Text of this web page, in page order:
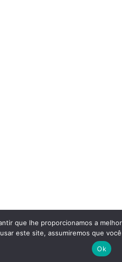
que lhe proporcionamos a
usar este site, assumiremos que
Ok